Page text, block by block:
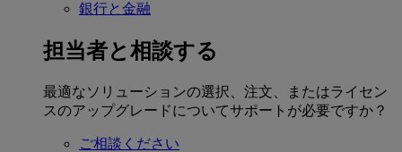
銀行と金融
担当者と相談する
最適なソリューションの選択、注文、またはライセン
スのアップグレードについてサポートが必要ですか？
ご相談ください